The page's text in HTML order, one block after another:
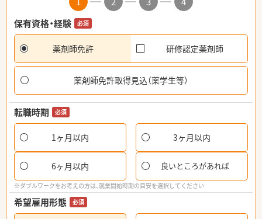
保有資格・経験
必須
薬剤師免許 研修認定薬剤師
薬剤師免許取得見込（薬学生等）
転職時期 必須
1ヶ月以内 3ヶ月以内
6ヶ月以内 良いところがあれば
※ダブルワークをお考えの方は、就業開始時期の目安を選択してください
希望雇用形態 必須